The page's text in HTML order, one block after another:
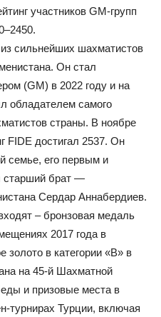
участников GM-групп
сильнейших шахматистов
Он стал
(GM) в 2022 году и на
обладателем самого
страны. В ноябре
FIDE достигал 2537. Он
семье, его первым и
старший брат —
Сердар Аннабердиев.
– бронзовая медаль
2017 года в
золото в категории «В» в
на 45-й Шахматной
и призовые места в
турнирах Турции, включая